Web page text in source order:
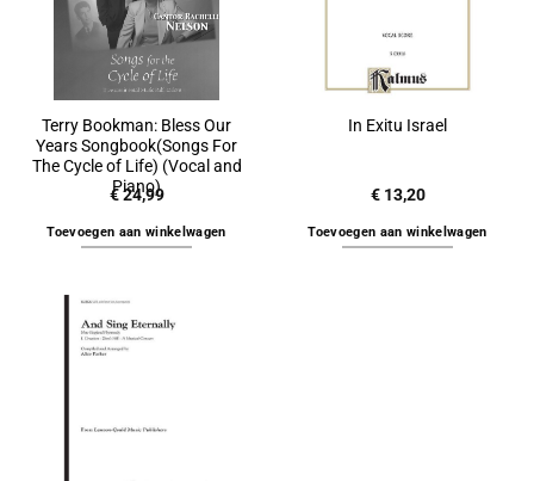
Terry Bookman: Bless Our
Years Songbook(Songs For
The Cycle of Life) (Vocal and
Piano)
€24,99
Toevoegen aan winkelwagen
In Exitu Israel
€13,20
Toevoegen aan winkelwagen